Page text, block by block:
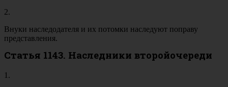
2.
Внуки наследодателя и их потомки наследуют поправу
представления.
Статья 1143. Наследники второйочереди
1.